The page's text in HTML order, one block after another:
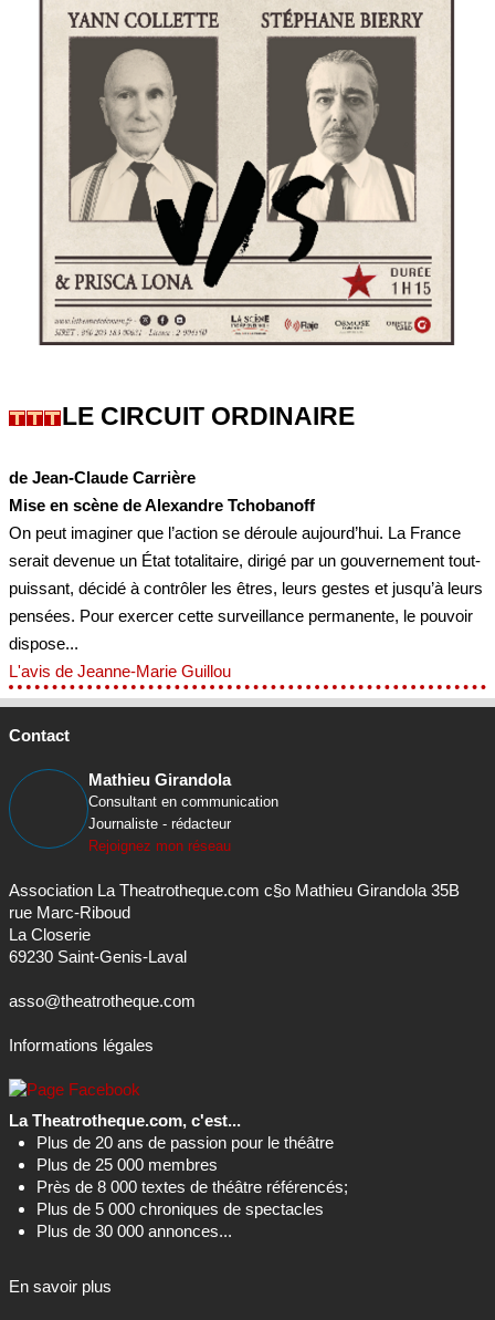
LE CIRCUIT ORDINAIRE
de Jean-Claude Carrière
Mise en scène de Alexandre Tchobanoff
On peut imaginer que l’action se déroule aujourd’hui. La France
serait devenue un État totalitaire, dirigé par un gouvernement tout-
puissant, décidé à contrôler les êtres, leurs gestes et jusqu’à leurs
pensées. Pour exercer cette surveillance permanente, le pouvoir
dispose...
L'avis de Jeanne-Marie Guillou
Contact
Mathieu Girandola
Consultant en communication
Journaliste - rédacteur
Rejoignez mon réseau
Association La Theatrotheque.com c§o Mathieu Girandola 35B
rue Marc-Riboud
La Closerie
69230 Saint-Genis-Laval
asso@theatrotheque.com
Informations légales
La Theatrotheque.com, c'est...
Plus de 20 ans de passion pour le théâtre
Plus de 25 000 membres
Près de 8 000 textes de théâtre référencés;
Plus de 5 000 chroniques de spectacles
Plus de 30 000 annonces...
En savoir plus